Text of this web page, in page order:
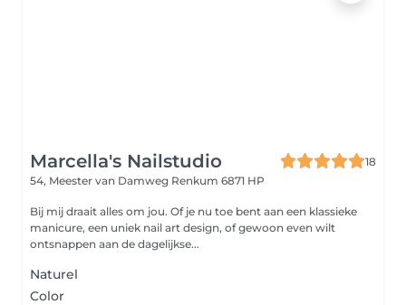
Marcella's Nailstudio
18
54, Meester van Damweg Renkum 6871 HP
Bij mij draait alles om jou. Of je nu toe bent aan een klassieke
manicure, een uniek nail art design, of gewoon even wilt
ontsnappen aan de dagelijkse...
Naturel
Color